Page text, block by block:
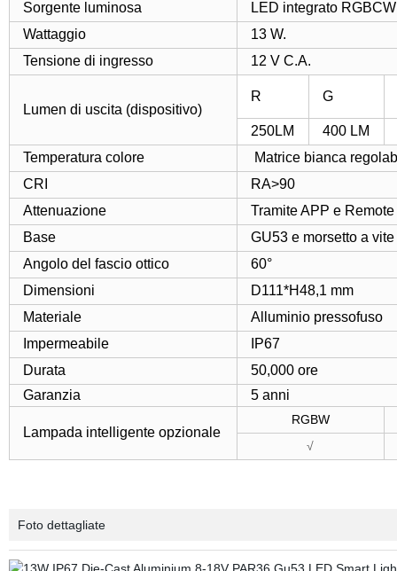
Sorgente luminosa
LED integrato
Wattaggio
13 W.
Tensione di ingresso
12 V C.A.
Lumen di uscita (dispositivo)
R G
250LM
400 LM
Temperatura colore
Matrice bianca
CRI
RA>90
Attenuazione
Tramite APP e
Base
GU53 e morsetto a vite
Angolo del fascio ottico
60°
Dimensioni
D111*H48,1 mm
Materiale
Alluminio pressofuso
Impermeabile
IP67
Durata
50,000 ore
Garanzia
5 anni
Lampada intelligente opzionale
RGBW
√
Foto dettagliate